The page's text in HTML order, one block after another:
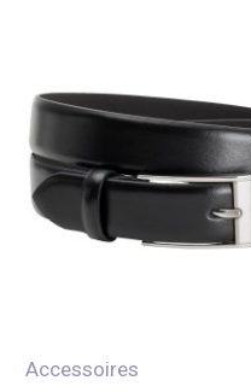
Accessoires